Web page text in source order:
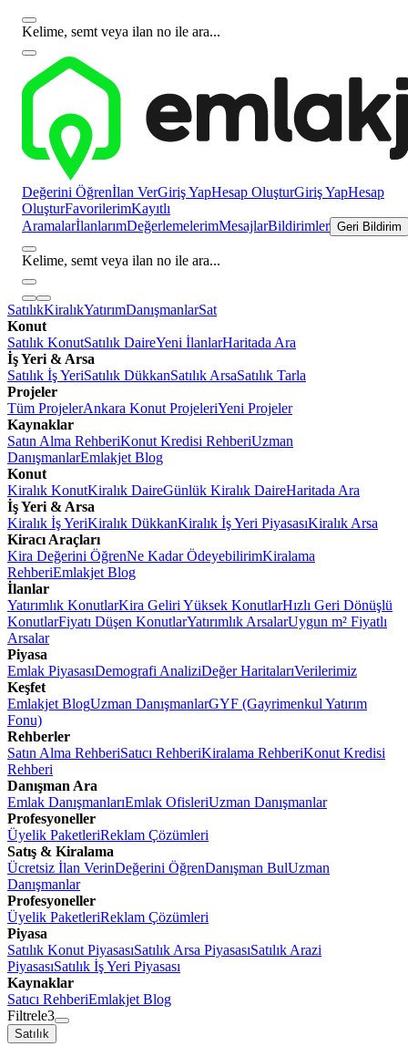
Kelime, semt veya ilan no ile ara...
Değerini Öğrenİlan VerGiriş YapHesap OluşturGiriş YapHesap
OluşturFavorilerimKayıtlı
AramalarİlanlarımDeğerlemelerimMesajlarBildirimler Geri Bildirim
Kelime, semt veya ilan no ile ara...
SatılıkKiralıkYatırımDanışmanlarSat
Konut
Satılık KonutSatılık DaireYeni İlanlarHaritada Ara
İş Yeri & Arsa
Satılık İş YeriSatılık DükkanSatılık ArsaSatılık Tarla
Projeler
Tüm ProjelerAnkara Konut ProjeleriYeni Projeler
Kaynaklar
Satın Alma RehberiKonut Kredisi RehberiUzman
DanışmanlarEmlakjet Blog
Konut
Kiralık KonutKiralık DaireGünlük Kiralık DaireHaritada Ara
İş Yeri & Arsa
Kiralık İş YeriKiralık DükkanKiralık İş Yeri PiyasasıKiralık Arsa
Kiracı Araçları
Kira Değerini ÖğrenNe Kadar ÖdeyebilirimKiralama
RehberiEmlakjet Blog
İlanlar
Yatırımlık KonutlarKira Geliri Yüksek KonutlarHızlı Geri Dönüşlü
KonutlarFiyatı Düşen KonutlarYatırımlık ArsalarUygun m² Fiyatlı
Arsalar
Piyasa
Emlak PiyasasıDemografi AnaliziDeğer HaritalarıVerilerimiz
Keşfet
Emlakjet BlogUzman DanışmanlarGYF (Gayrimenkul Yatırım
Fonu)
Rehberler
Satın Alma RehberiSatıcı RehberiKiralama RehberiKonut Kredisi
Rehberi
Danışman Ara
Emlak DanışmanlarıEmlak OfisleriUzman Danışmanlar
Profesyoneller
Üyelik PaketleriReklam Çözümleri
Satış & Kiralama
Ücretsiz İlan VerinDeğerini ÖğrenDanışman BulUzman
Danışmanlar
Profesyoneller
Üyelik PaketleriReklam Çözümleri
Piyasa
Satılık Konut PiyasasıSatılık Arsa PiyasasıSatılık Arazi
PiyasasıSatılık İş Yeri Piyasası
Kaynaklar
Satıcı RehberiEmlakjet Blog
Filtrele3
Satılık